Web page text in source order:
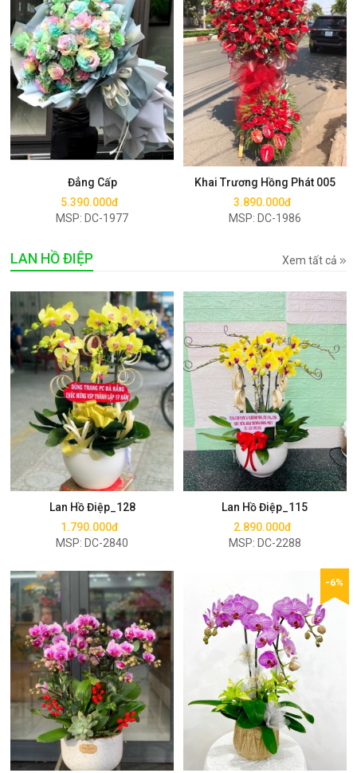
Đẳng Cấp
5.390.000đ
MSP: DC-1977
Mua ngay
Khai Trương Hồng Phát 005
3.890.000đ
MSP: DC-1986
Mua ngay
LAN HỒ ĐIỆP Xem tất cả
Lan Hồ Điệp_128
1.790.000đ
MSP: DC-2840
Mua ngay
Lan Hồ Điệp_115
2.890.000đ
MSP: DC-2288
Mua ngay
Mua ngay
-6%
Mua ngay